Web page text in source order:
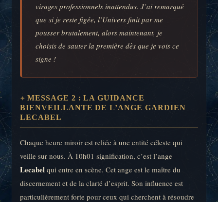
virages professionnels inattendus. J’ai remarqué
que si je reste figée, l’Univers finit par me
pousser brutalement, alors maintenant, je
choisis de sauter la première dès que je vois ce
signe !
MESSAGE 2 : LA GUIDANCE
BIENVEILLANTE DE L’ANGE GARDIEN
LECABEL
Chaque heure miroir est reliée à une entité céleste qui
veille sur nous. À 10h01 signification, c’est l’ange
Lecabel qui entre en scène. Cet ange est le maître du
discernement et de la clarté d’esprit. Son influence est
particulièrement forte pour ceux qui cherchent à résoudre